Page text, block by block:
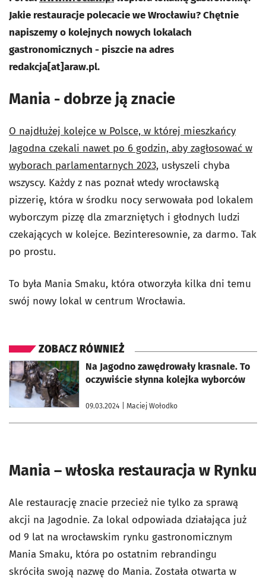
Jakie restauracje polecacie we Wrocławiu? Chętnie
napiszemy o kolejnych nowych lokalach
gastronomicznych - piszcie na adres
redakcja[at]araw.pl.
Mania - dobrze ją znacie
O najdłużej kolejce w Polsce, w której mieszkańcy
Jagodna czekali nawet po 6 godzin, aby zagłosować w
wyborach parlamentarnych 2023, usłyszeli chyba
wszyscy. Każdy z nas poznał wtedy wrocławską
pizzerię, która w środku nocy serwowała pod lokalem
wyborczym pizzę dla zmarzniętych i głodnych ludzi
czekających w kolejce. Bezinteresownie, za darmo. Tak
po prostu.
To była Mania Smaku, która otworzyła kilka dni temu
swój nowy lokal w centrum Wrocławia.
ZOBACZ RÓWNIEŻ
Na Jagodno zawędrowały krasnale. To
oczywiście słynna kolejka wyborców
09.03.2024 | Maciej Wołodko
otworzy się w nowej karcie
Mania – włoska restauracja w Rynku
Ale restaurację znacie przecież nie tylko za sprawą
akcji na Jagodnie. Za lokal odpowiada działająca już
od 9 lat na wrocławskim rynku gastronomicznym
Mania Smaku, która po ostatnim rebrandingu
skróciła swoją nazwę do Mania. Została otwarta w